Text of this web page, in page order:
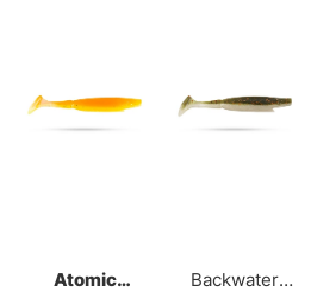
Atomic
Backwater